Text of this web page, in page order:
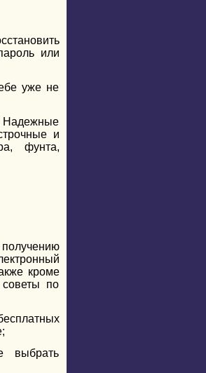
или
уже не
Надежные
и
фунта,
кроме
по
выбрать